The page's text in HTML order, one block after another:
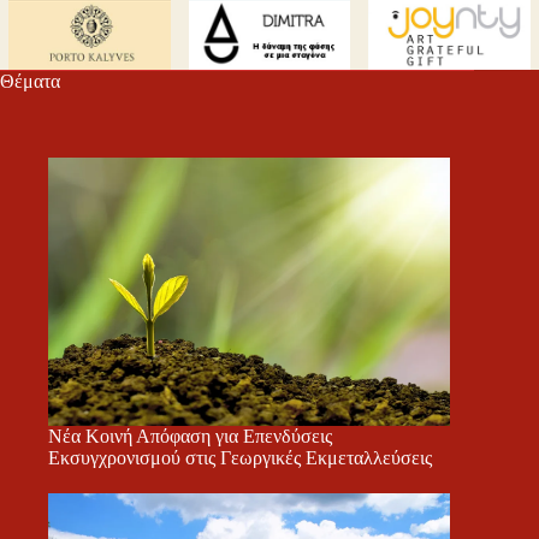
m
εί
τε
Θέματα
Νέα Κοινή Απόφαση για Επενδύσεις
Εκσυγχρονισμού στις Γεωργικές Εκμεταλλεύσεις